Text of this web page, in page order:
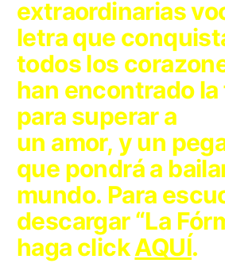
extraordinarias
letra que
todos los
han encontrado
para superar a
un amor, y un
que pondrá a
mundo. Para
descargar “La
haga clickAQUÍ.